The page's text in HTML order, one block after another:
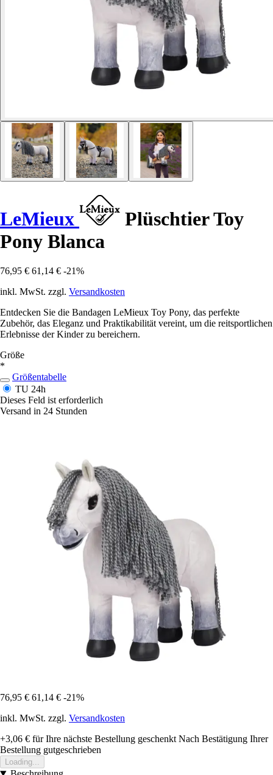
LeMieux
Plüschtier Toy
Pony Blanca
76,95 € 61,14 € -21%
inkl. MwSt. zzgl. Versandkosten
Entdecken Sie die Bandagen LeMieux Toy Pony, das perfekte
Zubehör, das Eleganz und Praktikabilität vereint, um die reitsportlichen
Erlebnisse der Kinder zu bereichern.
Größe
*
Größentabelle
TU 24h
Dieses Feld ist erforderlich
Versand in 24 Stunden
76,95 € 61,14 € -21%
inkl. MwSt. zzgl. Versandkosten
+3,06 € für Ihre nächste Bestellung geschenkt Nach Bestätigung Ihrer
Bestellung gutgeschrieben
Loading...